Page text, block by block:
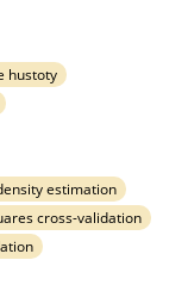
hustoty
estimation
cross-validation